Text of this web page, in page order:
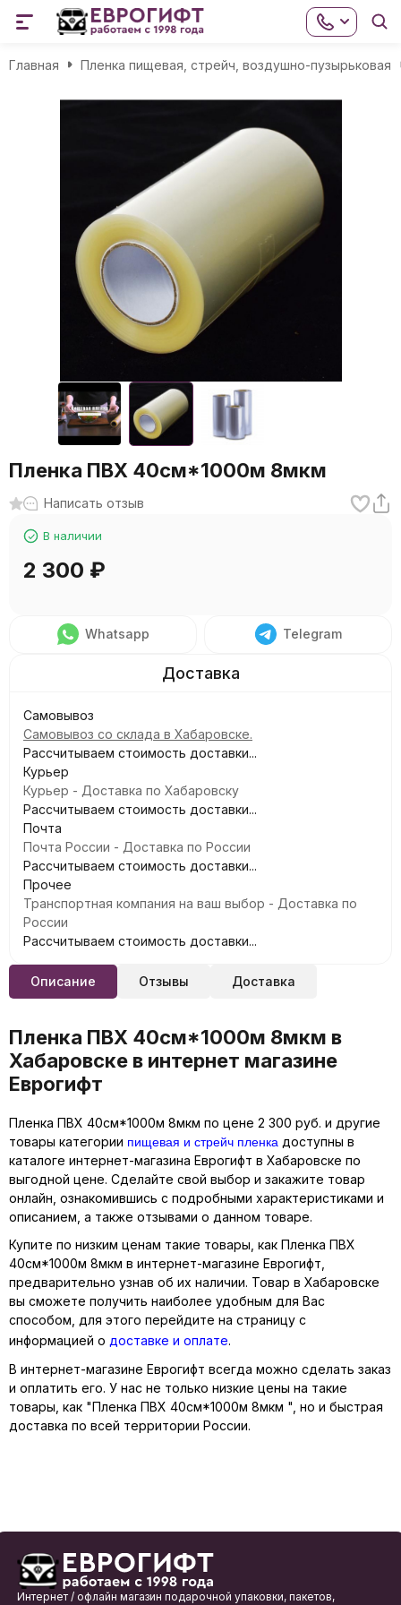
Главная Пленка пищевая, стрейч, воздушно-пузырьковая
Пленка ПВХ 40см*1000м 8мкм
Написать отзыв
В наличии
2 300 ₽
Whatsapp Telegram
Самовывоз
Самовывоз со склада в Хабаровске.
Рассчитываем стоимость доставки...
Курьер
Курьер - Доставка по Хабаровску
Рассчитываем стоимость доставки...
Почта
Почта России - Доставка по России
Рассчитываем стоимость доставки...
Прочее
Транспортная компания на ваш выбор - Доставка по
России
Рассчитываем стоимость доставки...
Описание Отзывы Доставка
Пленка ПВХ 40см*1000м 8мкм в
Хабаровске в интернет магазине
Еврогифт
Пленка ПВХ 40см*1000м 8мкм по цене 2 300 руб. и другие
товары категории пищевая и стрейч пленка доступны в
каталоге интернет-магазина Еврогифт в Хабаровске по
выгодной цене. Сделайте свой выбор и закажите товар
онлайн, ознакомившись с подробными характеристиками и
описанием, а также отзывами о данном товаре.
Купите по низким ценам такие товары, как Пленка ПВХ
40см*1000м 8мкм в интернет-магазине Еврогифт,
предварительно узнав об их наличии. Товар в Хабаровске
вы сможете получить наиболее удобным для Вас
способом, для этого перейдите на страницу с
информацией о доставке и оплате.
В интернет-магазине Еврогифт всегда можно сделать заказ
и оплатить его. У нас не только низкие цены на такие
товары, как "Пленка ПВХ 40см*1000м 8мкм ", но и быстрая
доставка по всей территории России.
Интернет / офлайн магазин подарочной упаковки, пакетов,